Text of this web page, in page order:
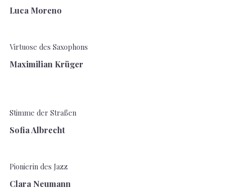
Luca Moreno
Virtuose des Saxophons
Maximilian Krüger
Stimme der Straßen
Sofia Albrecht
Pionierin des Jazz
Clara Neumann